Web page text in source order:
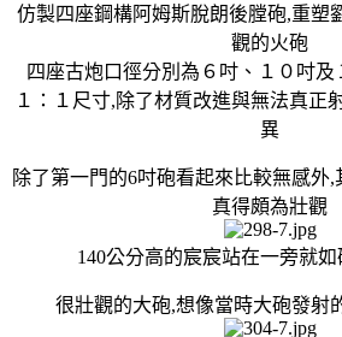
仿製四座鋼構阿姆斯脫朗後膛砲,重塑
觀的火砲
四座古炮口徑分別為６吋、１０吋及
１：１尺寸,除了材質改進與無法真正
異
除了第一門的6吋砲看起來比較無感外,
真得頗為壯觀
140公分高的宸宸站在一旁就
很壯觀的大砲,想像當時大砲發射